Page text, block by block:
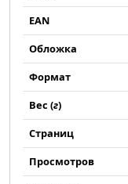
EAN
Обложка
Формат
Вес (г)
Страниц
Просмотров